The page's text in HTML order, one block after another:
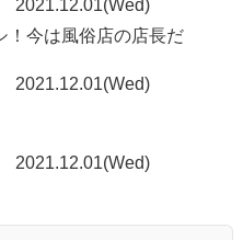
2021.12.01(Wed)
！今は風俗店の店長だ
2021.12.01(Wed)
2021.12.01(Wed)